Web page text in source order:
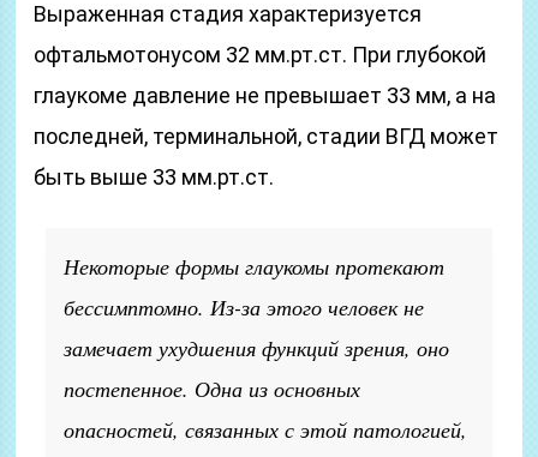
Выраженная стадия характеризуется
офтальмотонусом 32 мм.рт.ст. При глубокой
глаукоме давление не превышает 33 мм, а на
последней, терминальной, стадии ВГД может
быть выше 33 мм.рт.ст.
Некоторые формы глаукомы протекают
бессимптомно. Из-за этого человек не
замечает ухудшения функций зрения, оно
постепенное. Одна из основных
опасностей, связанных с этой патологией,